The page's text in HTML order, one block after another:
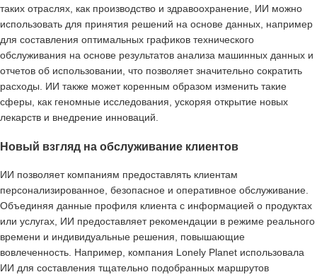
таких отраслях, как производство и здравоохранение, ИИ можно
использовать для принятия решений на основе данных, например
для составления оптимальных графиков технического
обслуживания на основе результатов анализа машинных данных и
отчетов об использовании, что позволяет значительно сократить
расходы. ИИ также может коренным образом изменить такие
сферы, как геномные исследования, ускоряя открытие новых
лекарств и внедрение инноваций.
Новый взгляд на обслуживание клиентов
ИИ позволяет компаниям предоставлять клиентам
персонализированное, безопасное и оперативное обслуживание.
Объединяя данные профиля клиента с информацией о продуктах
или услугах, ИИ предоставляет рекомендации в режиме реального
времени и индивидуальные решения, повышающие
вовлеченность. Например, компания Lonely Planet использовала
ИИ для составления тщательно подобранных маршрутов